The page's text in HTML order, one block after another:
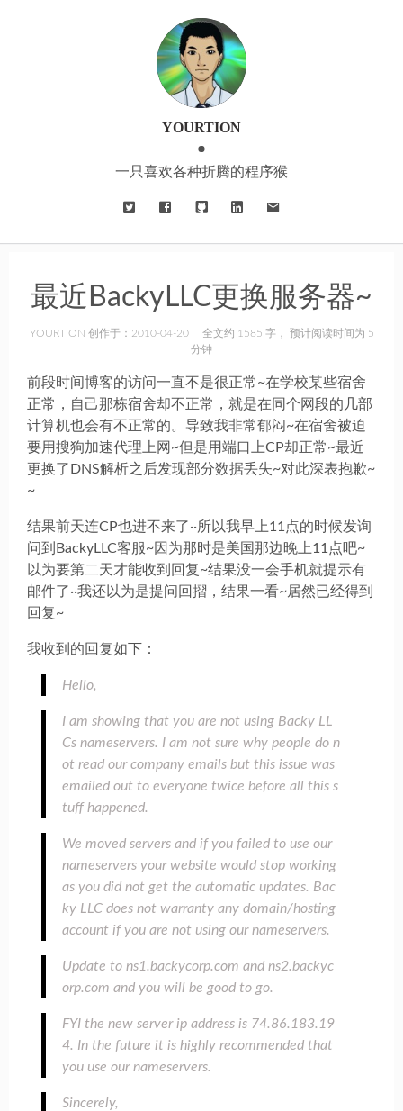
YOURTION
一只喜欢各种折腾的程序猴
最近BackyLLC更换服务器~
YOURTION 创作于：2010-04-20 全文约 1585 字， 预计阅读时间为 5
分钟
前段时间博客的访问一直不是很正常~在学校某些宿舍
正常，自己那栋宿舍却不正常，就是在同个网段的几部
计算机也会有不正常的。导致我非常郁闷~在宿舍被迫
要用搜狗加速代理上网~但是用端口上CP却正常~最近
更换了DNS解析之后发现部分数据丢失~对此深表抱歉~
~
结果前天连CP也进不来了··所以我早上11点的时候发询
问到BackyLLC客服~因为那时是美国那边晚上11点吧~
以为要第二天才能收到回复~结果没一会手机就提示有
邮件了··我还以为是提问回摺，结果一看~居然已经得到
回复~
我收到的回复如下：
Hello,
I am showing that you are not using Backy LL
Cs nameservers. I am not sure why people do n
ot read our company emails but this issue was
emailed out to everyone twice before all this s
tuff happened.
We moved servers and if you failed to use our
nameservers your website would stop working
as you did not get the automatic updates. Bac
ky LLC does not warranty any domain/hosting
account if you are not using our nameservers.
Update to ns1.backycorp.com and ns2.backyc
orp.com and you will be good to go.
FYI the new server ip address is 74.86.183.19
4. In the future it is highly recommended that
you use our nameservers.
Sincerely,